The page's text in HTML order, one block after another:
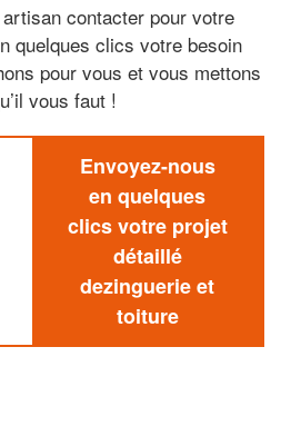
contacter pour votre
quelques clics votre besoin
pour vous et vous mettons
vous faut !
Envoyez-nous
en quelques
clics votre projet
détaillé
dezinguerie et
toiture